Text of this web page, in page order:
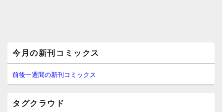
イ
ン
サ
イ
今月の新刊コミックス
前後一週間の新刊コミックス
タグクラウド